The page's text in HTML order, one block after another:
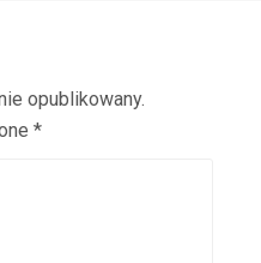
opublikowany.
*